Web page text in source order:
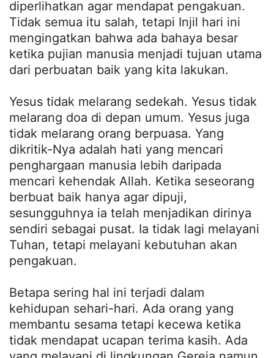
diperlihatkan agar mendapat pengakuan.
Tidak semua itu salah, tetapi Injil hari ini
mengingatkan bahwa ada bahaya besar
ketika pujian manusia menjadi tujuan utama
dari perbuatan baik yang kita lakukan.
Yesus tidak melarang sedekah. Yesus tidak
melarang doa di depan umum. Yesus juga
tidak melarang orang berpuasa. Yang
dikritik-Nya adalah hati yang mencari
penghargaan manusia lebih daripada
mencari kehendak Allah. Ketika seseorang
berbuat baik hanya agar dipuji,
sesungguhnya ia telah menjadikan dirinya
sendiri sebagai pusat. Ia tidak lagi melayani
Tuhan, tetapi melayani kebutuhan akan
pengakuan.
Betapa sering hal ini terjadi dalam
kehidupan sehari-hari. Ada orang yang
membantu sesama tetapi kecewa ketika
tidak mendapat ucapan terima kasih. Ada